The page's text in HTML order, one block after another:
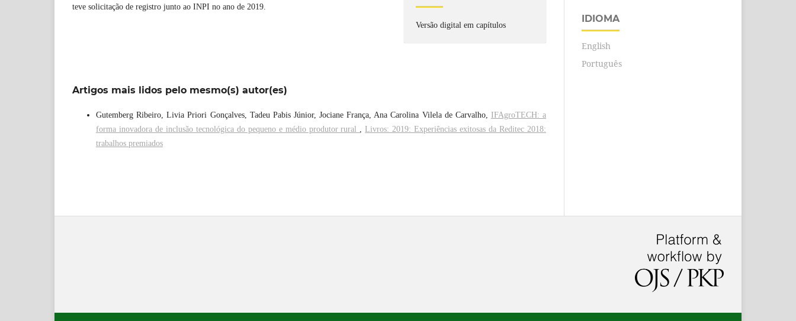
teve solicitação de registro junto ao INPI no ano de 2019.
Versão digital em capítulos
Artigos mais lidos pelo mesmo(s) autor(es)
Gutemberg Ribeiro, Livia Priori Gonçalves, Tadeu Pabis Júnior, Jociane França, Ana Carolina Vilela de Carvalho, IFAgroTECH: a
forma inovadora de inclusão tecnológica do pequeno e médio produtor rural
Livros: 2019: Experiências exitosas da Reditec 2018:
trabalhos premiados
IDIOMA
English
Português